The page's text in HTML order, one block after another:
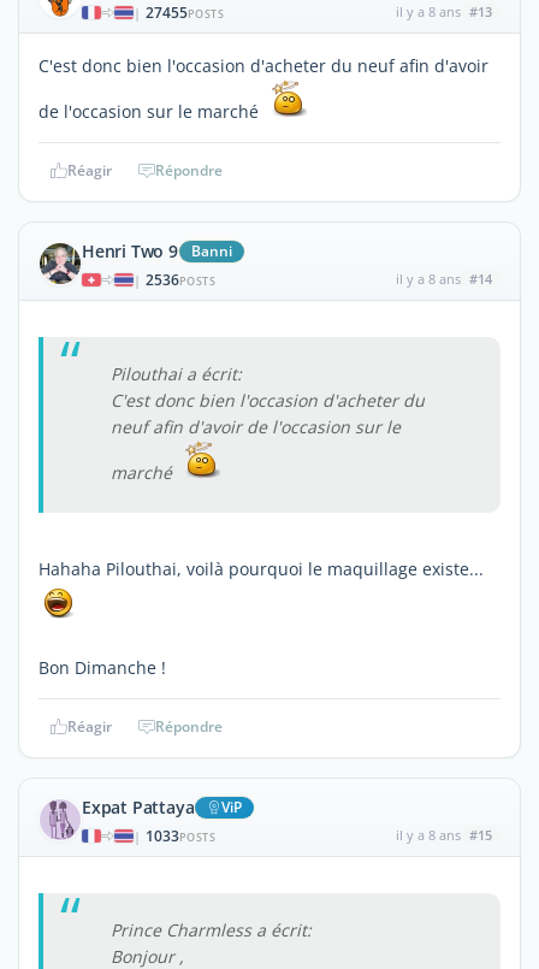
| 27455POSTS il y a 8 ans #13
C'est donc bien l'occasion d'acheter du neuf afin d'avoir
de l'occasion sur le marché
Réagir Répondre
Henri Two 9 Banni
| 2536POSTS il y a 8 ans #14
Pilouthai a écrit:
C'est donc bien l'occasion d'acheter du
neuf afin d'avoir de l'occasion sur le
marché
Hahaha Pilouthai, voilà pourquoi le maquillage existe...
Bon Dimanche !
Réagir Répondre
Expat Pattaya ViP
| 1033POSTS il y a 8 ans #15
Prince Charmless a écrit:
Bonjour ,